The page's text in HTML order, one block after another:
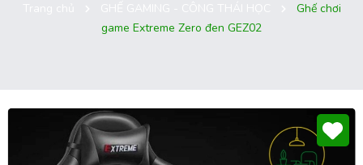
Ghế chơi
game Extreme Zero đen GEZ02